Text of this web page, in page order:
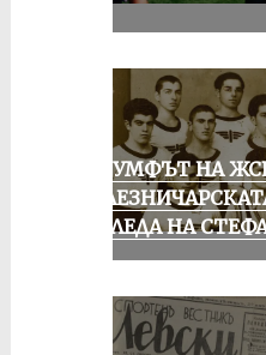
ТРИУМФЪТ НА
ПОГЛЕДА НА